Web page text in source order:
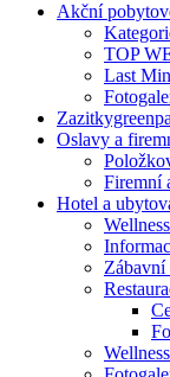
Akční
TOP
Last
Oslavy a
Firemní
Hotel a
Zábavní